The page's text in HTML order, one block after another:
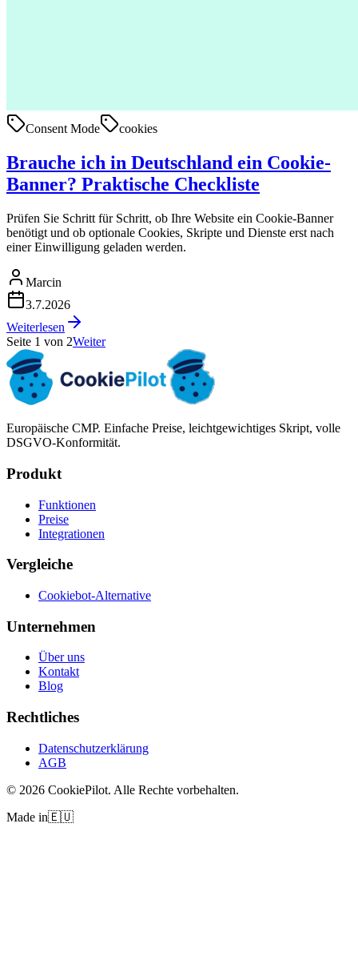
Consent Mode cookies
Brauche ich in Deutschland ein Cookie-
Banner? Praktische Checkliste
Prüfen Sie Schritt für Schritt, ob Ihre Website ein Cookie-Banner
benötigt und ob optionale Cookies, Skripte und Dienste erst nach
einer Einwilligung geladen werden.
Marcin
3.7.2026
Weiterlesen
Seite 1 von 2Weiter
Europäische CMP. Einfache Preise, leichtgewichtiges Skript, volle
DSGVO-Konformität.
Produkt
Funktionen
Preise
Integrationen
Vergleiche
Cookiebot-Alternative
Unternehmen
Über uns
Kontakt
Blog
Rechtliches
Datenschutzerklärung
AGB
© 2026 CookiePilot. Alle Rechte vorbehalten.
Made in🇪🇺